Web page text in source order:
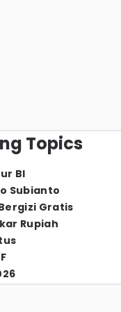
Topics
BI
Subianto
Gratis
Rupiah